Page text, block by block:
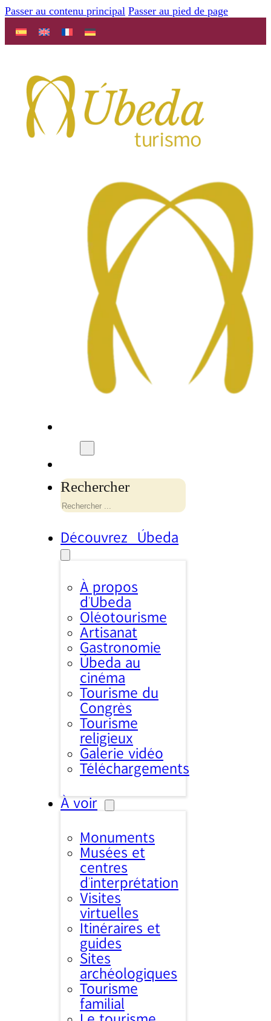
Passer au contenu principal Passer au pied de page
Rechercher
Découvrez Úbeda
À propos
d’Úbeda
Oléotourisme
Artisanat
Gastronomie
Úbeda au
cinéma
Tourisme du
Congrès
Tourisme
religieux
Galerie vidéo
Téléchargements
À voir
Monuments
Musées et
centres
d’interprétation
Visites
virtuelles
Itinéraires et
guides
Sites
archéologiques
Tourisme
familial